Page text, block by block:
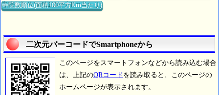
寺院数順位(面積100平方Km当たり)
二次元バーコードでSmartphoneから
このページをスマートフォンなどから読み込む場合
は、上記のQRコード を読み取ると、このページの
ホームページが表示されます。